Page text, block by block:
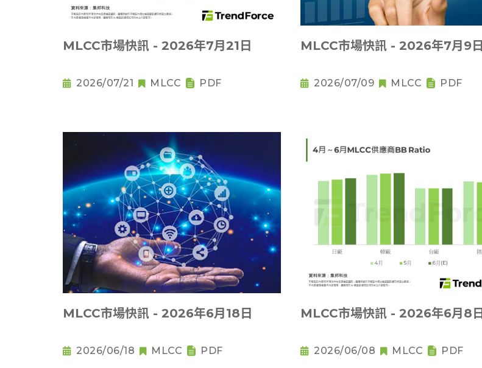
MLCC市場快訊 - 2026年7月21日
2026/07/21 MLCC PDF
MLCC市場快訊 - 2026年7月9日
2026/07/09 MLCC PDF
MLCC市場快訊 - 2026年6月18日
2026/06/18 MLCC PDF
MLCC市場快訊 - 2026年6月8日
2026/06/08 MLCC PDF